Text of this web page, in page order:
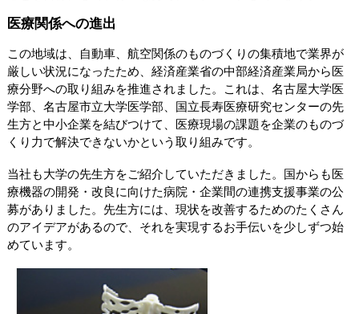
医療関係への進出
この地域は、自動車、航空関係のものづくりの集積地で業界が
厳しい状況になったため、経済産業省の中部経済産業局から医
療分野への取り組みを推進されました。これは、名古屋大学医
学部、名古屋市立大学医学部、国立長寿医療研究センターの先
生方と中小企業を結びつけて、医療現場の課題を企業のものづ
くり力で解決できないかという取り組みです。
当社も大学の先生方をご紹介していただきました。国からも医
療機器の開発・改良に向けた病院・企業間の連携支援事業の公
募がありました。先生方には、現状を改善するためのたくさん
のアイデアがあるので、それを実現するお手伝いを少しずつ始
めています。